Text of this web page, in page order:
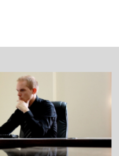
INSTITUCIONES